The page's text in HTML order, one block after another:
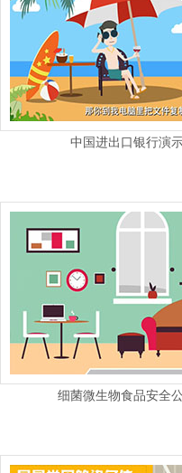
中国进出口银行演
细菌微生物食品安全